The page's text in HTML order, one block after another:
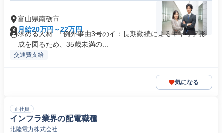
富山県南砺市
月給20万円～22万円
求める人材: 「例外事由3号のイ：長期勤続によるキャリア形
成を図るため、35歳未満の...
交通費支給
気になる
正社員
インフラ業界の配電職種
北陸電力株式会社